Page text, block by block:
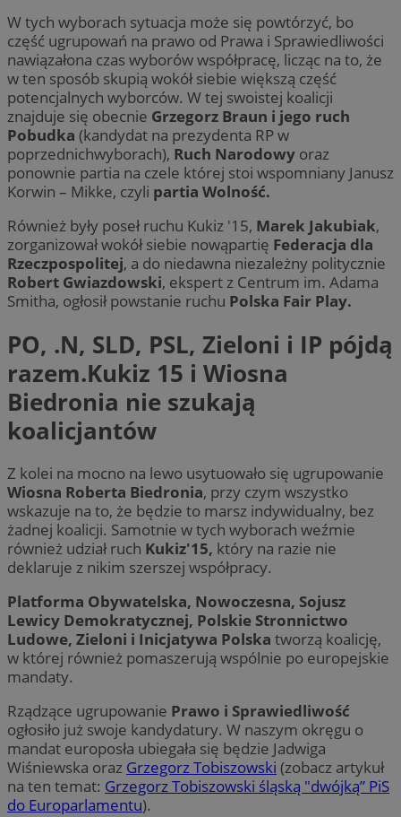
W tych wyborach sytuacja może się powtórzyć, bo
część ugrupowań na prawo od Prawa i Sprawiedliwości
nawiązałona czas wyborów współpracę, licząc na to, że
w ten sposób skupią wokół siebie większą część
potencjalnych wyborców. W tej swoistej koalicji
znajduje się obecnie Grzegorz Braun i jego ruch
Pobudka (kandydat na prezydenta RP w
poprzednichwyborach), Ruch Narodowy oraz
ponownie partia na czele której stoi wspomniany Janusz
Korwin – Mikke, czyli partia Wolność.
Również były poseł ruchu Kukiz '15, Marek Jakubiak,
zorganizował wokół siebie nowąpartię Federacja dla
Rzeczpospolitej, a do niedawna niezależny politycznie
Robert Gwiazdowski, ekspert z Centrum im. Adama
Smitha, ogłosił powstanie ruchu Polska Fair Play.
PO, .N, SLD, PSL, Zieloni i IP pójdą
razem.Kukiz 15 i Wiosna
Biedronia nie szukają
koalicjantów
Z kolei na mocno na lewo usytuowało się ugrupowanie
Wiosna Roberta Biedronia, przy czym wszystko
wskazuje na to, że będzie to marsz indywidualny, bez
żadnej koalicji. Samotnie w tych wyborach weźmie
również udział ruch Kukiz'15, który na razie nie
deklaruje z nikim szerszej współpracy.
Platforma Obywatelska, Nowoczesna, Sojusz
Lewicy Demokratycznej, Polskie Stronnictwo
Ludowe, Zieloni i Inicjatywa Polska tworzą koalicję,
w której również pomaszerują wspólnie po europejskie
mandaty.
Rządzące ugrupowanie Prawo i Sprawiedliwość
ogłosiło już swoje kandydatury. W naszym okręgu o
mandat europosła ubiegała się będzie Jadwiga
Wiśniewska oraz Grzegorz Tobiszowski (zobacz artykuł
na ten temat: Grzegorz Tobiszowski śląską "dwójką” PiS
do Europarlamentu).